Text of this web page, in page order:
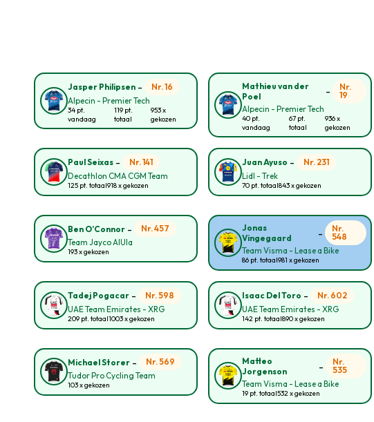
Jasper Philipsen -
Nr. 16
Alpecin - Premier Tech
34 pt.
vandaag
119 pt.
totaal
953 x
gekozen
Mathieu van der
Poel
-
Nr.
19
Alpecin - Premier Tech
40 pt.
vandaag
67 pt.
totaal
936 x
gekozen
Paul Seixas -
Nr. 141
Decathlon CMA CGM Team
125 pt. totaal918 x gekozen
Juan Ayuso -
Nr. 231
Lidl - Trek
70 pt. totaal843 x gekozen
Ben O’Connor -
Nr. 457
Team Jayco AlUla
193 x gekozen
Jonas
Vingegaard
-
Nr.
548
Team Visma - Lease a Bike
86 pt. totaal981 x gekozen
Tadej Pogacar -
Nr. 598
UAE Team Emirates - XRG
209 pt. totaal1003 x gekozen
Isaac Del Toro -
Nr. 602
UAE Team Emirates - XRG
142 pt. totaal890 x gekozen
Michael Storer -
Nr. 569
Tudor Pro Cycling Team
103 x gekozen
Matteo
Jorgenson
-
Nr.
535
Team Visma - Lease a Bike
19 pt. totaal532 x gekozen